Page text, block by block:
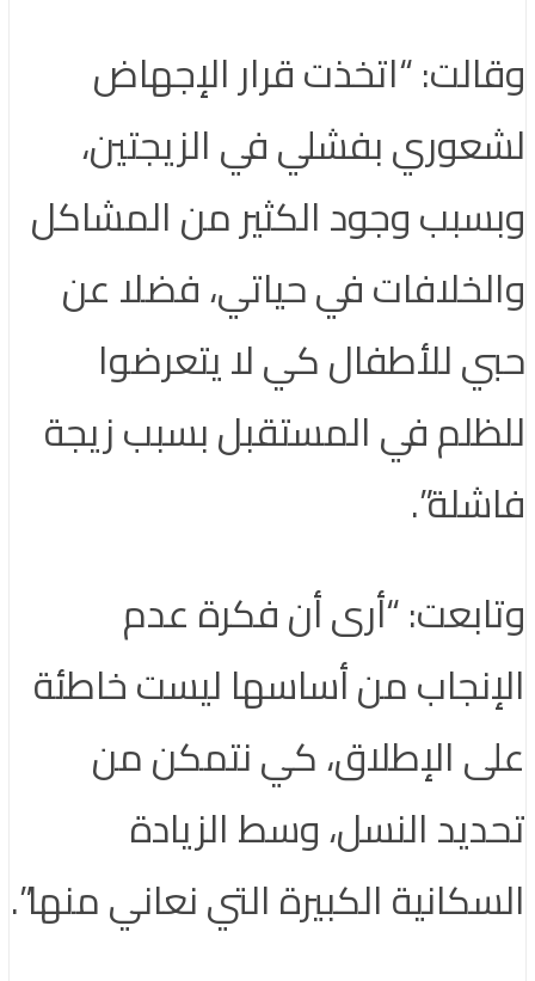
وقالت: “اتخذت قرار الإجهاض
لشعوري بفشلي في الزيجتين،
وبسبب وجود الكثير من المشاكل
والخلافات في حياتي، فضلا عن
حبي للأطفال كي لا يتعرضوا
للظلم في المستقبل بسبب زيجة
فاشلة”.
وتابعت: “أرى أن فكرة عدم
الإنجاب من أساسها ليست خاطئة
على الإطلاق، كي نتمكن من
تحديد النسل، وسط الزيادة
السكانية الكبيرة التي نعاني منها”.